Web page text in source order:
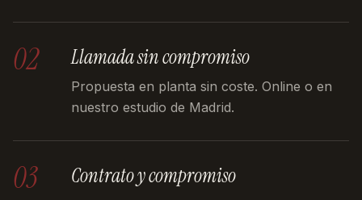
02 Llamada sin compromiso
Propuesta en planta sin coste. Online o en
nuestro estudio de Madrid.
03 Contrato y compromiso